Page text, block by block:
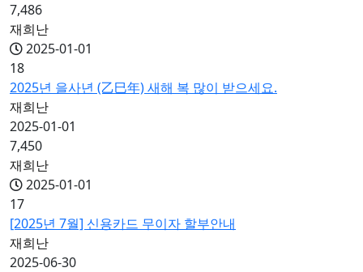
7,486
재희난
2025-01-01
18
2025년 을사년 (乙巳年) 새해 복 많이 받으세요.
재희난
2025-01-01
7,450
재희난
2025-01-01
17
[2025년 7월] 신용카드 무이자 할부안내
재희난
2025-06-30